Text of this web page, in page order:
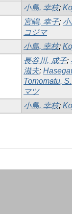
小島, 幸枝;
宮嶋, 幸子;
コジマ
小島, 幸枝;
長谷川, 成子;
滋夫;
Tomomatu, S.
マツ
小島, 幸枝;